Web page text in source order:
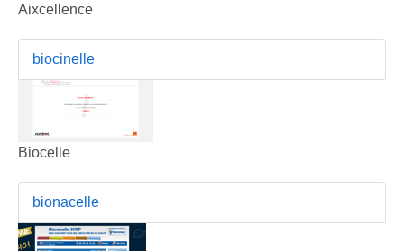
Aixcellence
biocinelle
Biocelle
bionacelle